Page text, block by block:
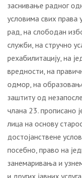
заснивање радног
условима свих права
рад, на слободан
служби, на стручно
рехабилитацију, на
вредности, на
одмор, на
заштиту од
члана 23. прописано
лица на основу
достојанствене
посебно, право на
занемаривања и
и других јавних